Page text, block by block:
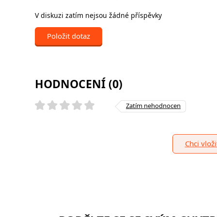
V diskuzi zatím nejsou žádné příspěvky
Položit dotaz
HODNOCENÍ (0)
Zatím nehodnocen
Chci